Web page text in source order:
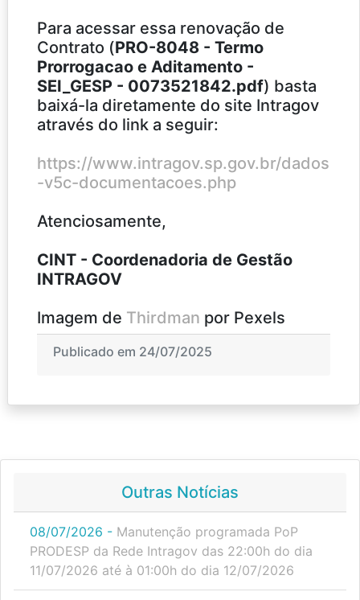
Para acessar essa renovação de
Contrato (PRO-8048 - Termo
Prorrogacao e Aditamento -
SEI_GESP - 0073521842.pdf) basta
baixá-la diretamente do site Intragov
através do link a seguir:
https://www.intragov.sp.gov.br/dados
-v5c-documentacoes.php
Atenciosamente,
CINT - Coordenadoria de Gestão
INTRAGOV
Imagem de Thirdman por Pexels
Publicado em 24/07/2025
Outras Notícias
08/07/2026 - Manutenção programada PoP
PRODESP da Rede Intragov das 22:00h do dia
11/07/2026 até à 01:00h do dia 12/07/2026